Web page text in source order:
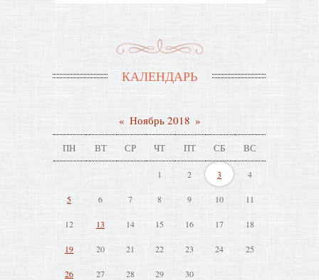
КАЛЕНДАРЬ
« Ноябрь 2018 »
ПН ВТ СР ЧТ ПТ СБ ВС
1 2 3 4
5 6 7 8 9 10 11
12 13 14 15 16 17 18
19 20 21 22 23 24 25
26 27 28 29 30